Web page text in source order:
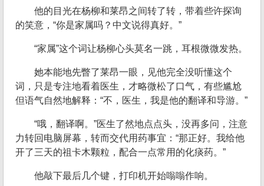
他的目光在杨柳和莱昂之间转了转，带着些许探询
的笑意，“你是家属吗？中文说得真好。”
“家属”这个词让杨柳心头莫名一跳，耳根微微发热。
她本能地先瞥了莱昂一眼，见他完全没听懂这个
词，只是专注地看着医生，才略微松了口气，有些尴尬
但语气自然地解释：“不，医生，我是他的翻译和导游。”
“哦，翻译啊。”医生了然地点点头，没再多问，注意
力转回电脑屏幕，转而交代用药事宜：“那正好。我给他
开了三天的祖卡木颗粒，配合一点常用的化痰药。”
他敲下最后几个键，打印机开始嗡嗡作响。